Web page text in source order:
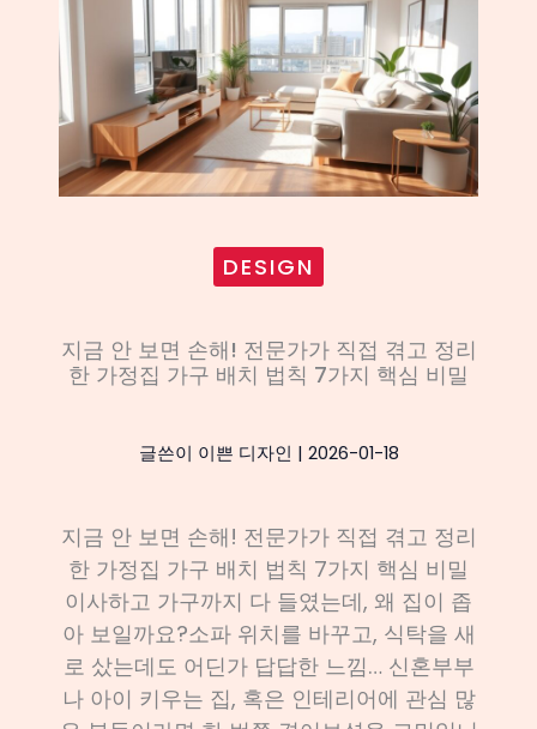
DESIGN
지금 안 보면 손해! 전문가가 직접 겪고 정리
한 가정집 가구 배치 법칙 7가지 핵심 비밀
글쓴이 이쁜 디자인 | 2026-01-18
지금 안 보면 손해! 전문가가 직접 겪고 정리
한 가정집 가구 배치 법칙 7가지 핵심 비밀
이사하고 가구까지 다 들였는데, 왜 집이 좁
아 보일까요?소파 위치를 바꾸고, 식탁을 새
로 샀는데도 어딘가 답답한 느낌… 신혼부부
나 아이 키우는 집, 혹은 인테리어에 관심 많